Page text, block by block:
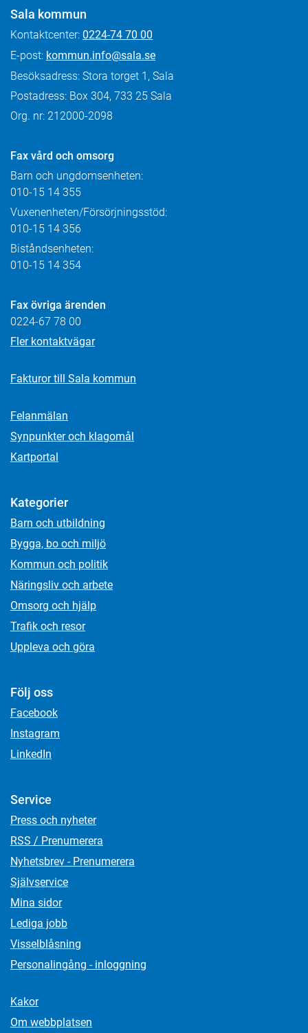
Sala kommun
Kontaktcenter: 0224-74 70 00
E-post: kommun.info@sala.se
Besöksadress: Stora torget 1, Sala
Postadress: Box 304, 733 25 Sala
Org. nr: 212000-2098
Fax vård och omsorg
Barn och ungdomsenheten:
010-15 14 355
Vuxenenheten/Försörjningsstöd:
010-15 14 356
Biståndsenheten:
010-15 14 354
Fax övriga ärenden
0224-67 78 00
Fler kontaktvägar
Fakturor till Sala kommun
Felanmälan
Synpunkter och klagomål
Kartportal
Kategorier
Barn och utbildning
Bygga, bo och miljö
Kommun och politik
Näringsliv och arbete
Omsorg och hjälp
Trafik och resor
Uppleva och göra
Följ oss
Facebook
Instagram
LinkedIn
Service
Press och nyheter
RSS / Prenumerera
Nyhetsbrev - Prenumerera
Självservice
Mina sidor
Lediga jobb
Visselblåsning
Personalingång - inloggning
Kakor
Om webbplatsen